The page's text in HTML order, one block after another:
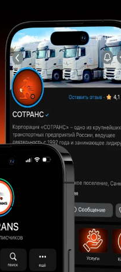
КАМАЗ
Основные
Цена:
Мощность:
Коробка передач:
Объём топливного
Колесная формула:
Топливные баки, л: